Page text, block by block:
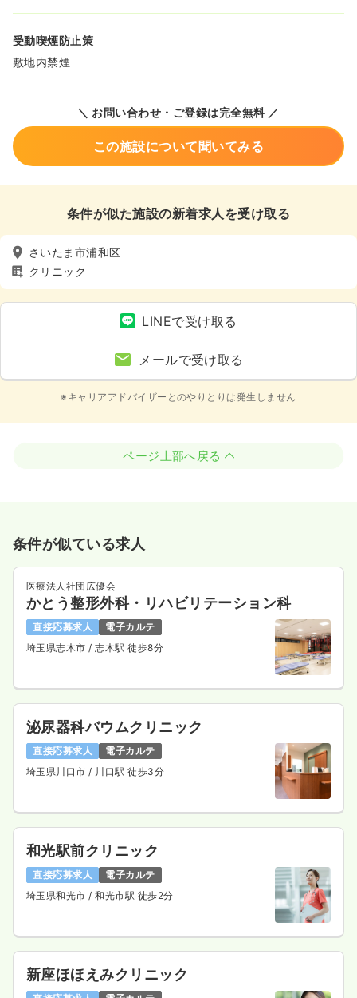
受動喫煙防止策
敷地内禁煙
＼ お問い合わせ・ご登録は完全無料 ／
この施設について聞いてみる
条件が似た施設の新着求人を受け取る
さいたま市浦和区
クリニック
LINEで受け取る
メールで受け取る
※キャリアアドバイザーとのやりとりは発生しません
ページ上部へ戻る
条件が似ている求人
医療法人社団広優会
かとう整形外科・リハビリテーション科
直接応募求人
電子カルテ
埼玉県志木市/ 志木駅 徒歩8分
泌尿器科バウムクリニック
直接応募求人
電子カルテ
埼玉県川口市/ 川口駅 徒歩3分
和光駅前クリニック
直接応募求人
電子カルテ
埼玉県和光市/ 和光市駅 徒歩2分
新座ほほえみクリニック